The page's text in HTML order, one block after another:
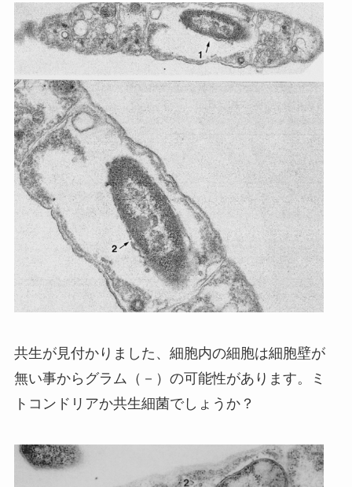
共生が見付かりました、細胞内の細胞は細胞壁が
無い事からグラム（－）の可能性があります。ミ
トコンドリアか共生細菌でしょうか？